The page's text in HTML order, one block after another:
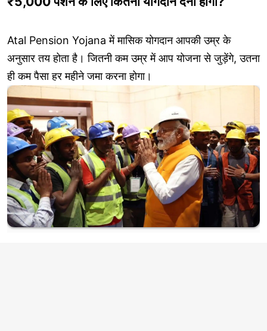
Atal Pension Yojana में मासिक योगदान आपकी उम्र के
अनुसार तय होता है। जितनी कम उम्र में आप योजना से जुड़ेंगे, उतना
ही कम पैसा हर महीने जमा करना होगा।